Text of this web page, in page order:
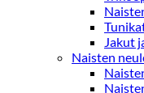
Jakut
Naisten